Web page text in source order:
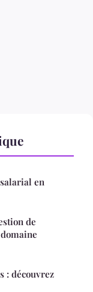
en
de
: découvrez